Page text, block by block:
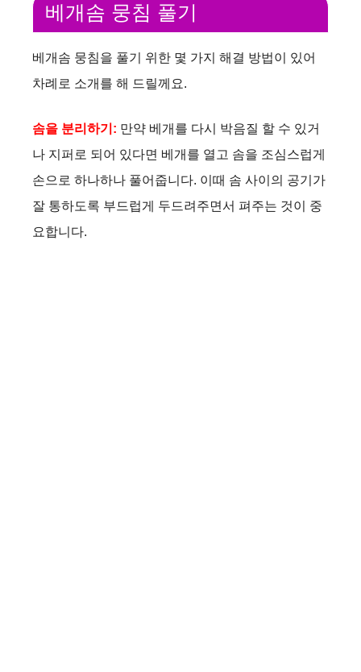
베개솜 뭉침 풀기
베개솜 뭉침을 풀기 위한 몇 가지 해결 방법이 있어
차례로 소개를 해 드릴께요.
솜을 분리하기: 만약 베개를 다시 박음질 할 수 있거
나 지퍼로 되어 있다면 베개를 열고 솜을 조심스럽게
손으로 하나하나 풀어줍니다. 이때 솜 사이의 공기가
잘 통하도록 부드럽게 두드려주면서 펴주는 것이 중
요합니다.